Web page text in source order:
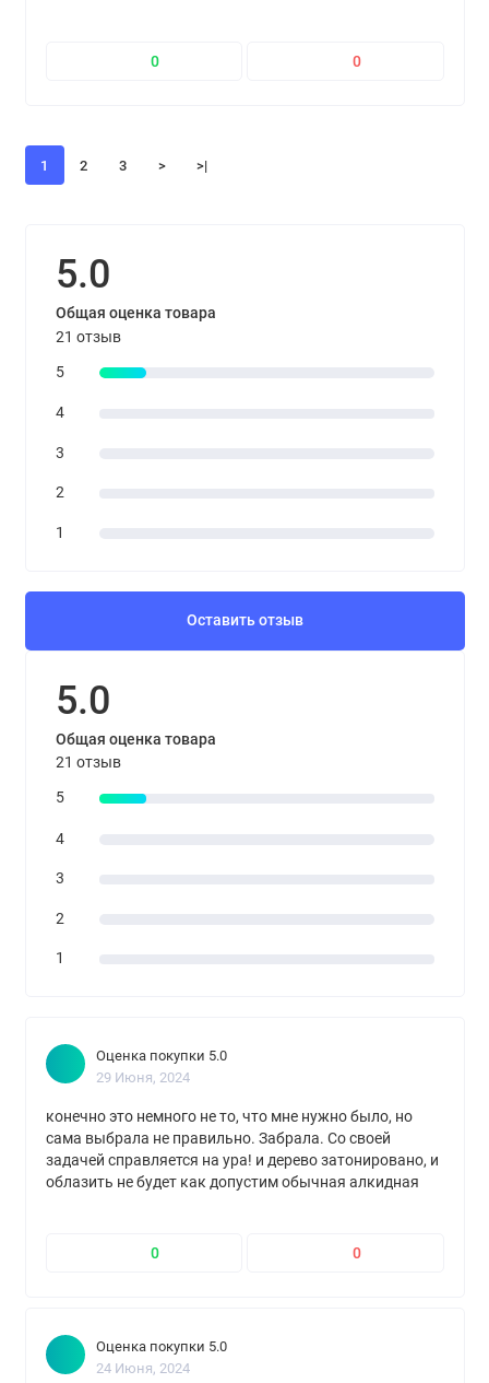
0 0
1 2 3 > >|
5.0
Общая оценка товара
21 отзыв
5
4
3
2
1
Оставить отзыв
5.0
Общая оценка товара
21 отзыв
5
4
3
2
1
Оценка покупки 5.0
29 Июня, 2024
конечно это немного не то, что мне нужно было, но
сама выбрала не правильно. Забрала. Со своей
задачей справляется на ура! и дерево затонировано, и
облазить не будет как допустим обычная алкидная
0 0
Оценка покупки 5.0
24 Июня, 2024